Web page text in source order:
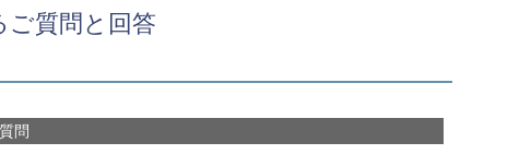
質問と回答
問